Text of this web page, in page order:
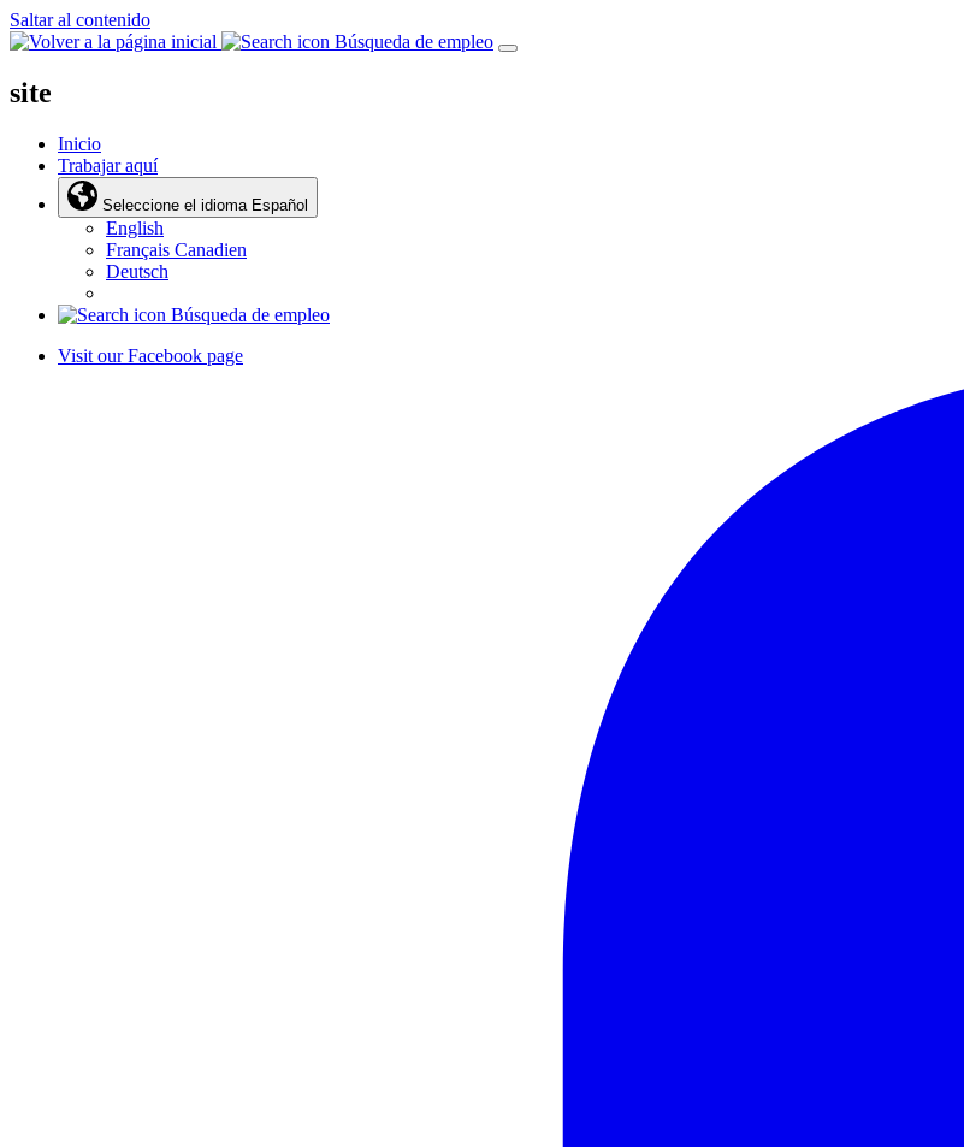
Saltar al contenido
Búsqueda de empleo
site
Inicio
Trabajar aquí
Seleccione el idioma Español
English
Français Canadien
Deutsch
Búsqueda de empleo
Visit our Facebook page